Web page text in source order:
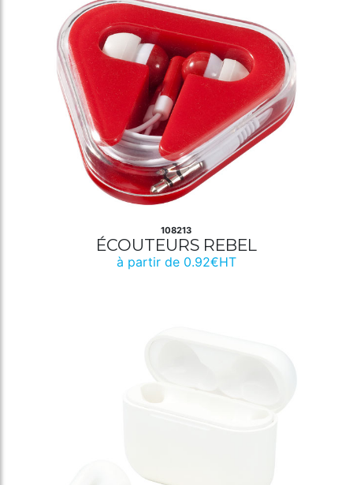
108213
ÉCOUTEURS REBEL
à partir de 0.92€HT